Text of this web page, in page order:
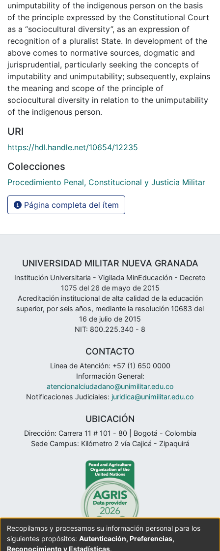
unimputability of the indigenous person on the basis
of the principle expressed by the Constitutional Court
as a “sociocultural diversity”, as an expression of
recognition of a pluralist State. In development of the
above comes to normative sources, dogmatic and
jurisprudential, particularly seeking the concepts of
imputability and unimputability; subsequently, explains
the meaning and scope of the principle of
sociocultural diversity in relation to the unimputability
of the indigenous person.
URI
https://hdl.handle.net/10654/12235
Colecciones
Procedimiento Penal, Constitucional y Justicia Militar
Página completa del ítem
UNIVERSIDAD MILITAR NUEVA GRANADA
Institución Universitaria - Vigilada MinEducación - Decreto
1075 del 26 de mayo de 2015
Acreditación institucional de alta calidad de la educación
superior, por seis años, mediante la resolución 10683 del
16 de julio de 2015
NIT: 800.225.340 - 8
CONTACTO
Linea de Atención: +57 (1) 650 0000
Información General:
atencionalciudadano@unimilitar.edu.co
Notificaciones Judiciales: juridica@unimilitar.edu.co
UBICACIÓN
Dirección: Carrera 11 # 101 - 80 | Bogotá - Colombia
Sede Campus: Kilómetro 2 vía Cajicá - Zipaquirá
Recopilamos y procesamos su información personal para los
siguientes propósitos: Autenticación, Preferencias,
Reconocimiento y Estadísticas.